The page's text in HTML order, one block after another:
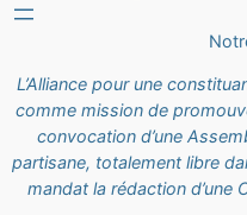
L’Alliance pour une
comme mission de
convocation d’une
partisane, totalement libre
mandat la rédaction d’une